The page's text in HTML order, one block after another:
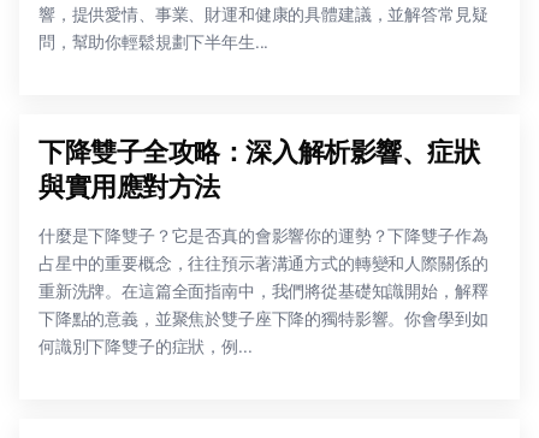
響，提供愛情、事業、財運和健康的具體建議，並解答常見疑
問，幫助你輕鬆規劃下半年生...
下降雙子全攻略：深入解析影響、症狀
與實用應對方法
什麼是下降雙子？它是否真的會影響你的運勢？下降雙子作為
占星中的重要概念，往往預示著溝通方式的轉變和人際關係的
重新洗牌。在這篇全面指南中，我們將從基礎知識開始，解釋
下降點的意義，並聚焦於雙子座下降的獨特影響。你會學到如
何識別下降雙子的症狀，例...